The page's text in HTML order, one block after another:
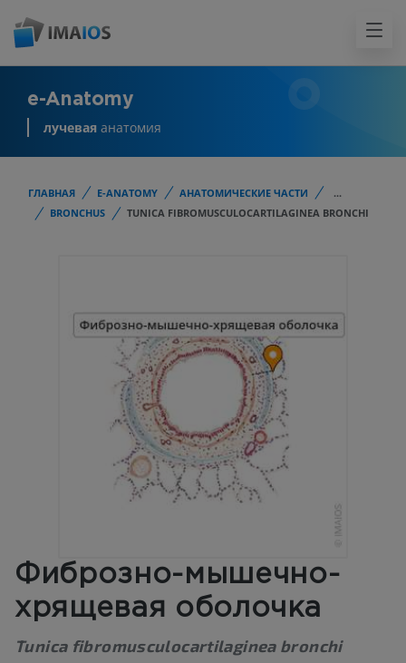
e-Anatomy
лучевая анатомия
ГЛАВНАЯ E-ANATOMY АНАТОМИЧЕСКИЕ ЧАСТИ
...
BRONCHUS
TUNICA FIBROMUSCULOCARTILAGINEA BRONCHI
Фиброзно-мышечно-
хрящевая оболочка
Tunica fibromusculocartilaginea bronchi